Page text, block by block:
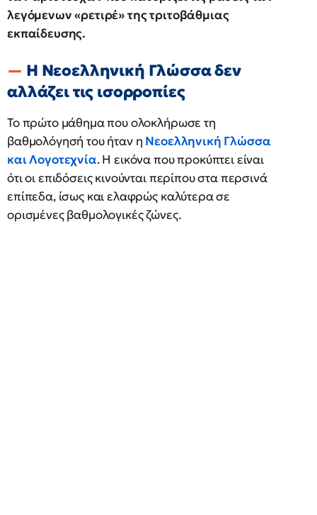
λεγόμενων «ρετιρέ» της τριτοβάθμιας
εκπαίδευσης.
Η Νεοελληνική Γλώσσα δεν
αλλάζει τις ισορροπίες
Το πρώτο μάθημα που ολοκλήρωσε τη
βαθμολόγησή του ήταν η Νεοελληνική Γλώσσα
και Λογοτεχνία. Η εικόνα που προκύπτει είναι
ότι οι επιδόσεις κινούνται περίπου στα περσινά
επίπεδα, ίσως και ελαφρώς καλύτερα σε
ορισμένες βαθμολογικές ζώνες.